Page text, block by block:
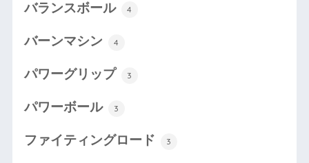
バランスボール 4
バーンマシン 4
パワーグリップ 3
パワーボール 3
ファイティングロード 3